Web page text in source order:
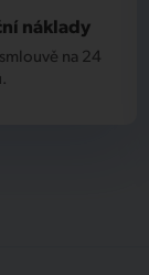
náklady
na 24